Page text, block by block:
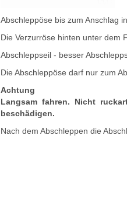
Abschleppöse bis zum Anschlag
Die Verzurröse hinten unter dem
Abschleppseil - besser
Die Abschleppöse darf nur zum
Achtung
Langsam fahren. Nicht
beschädigen.
Nach dem Abschleppen die